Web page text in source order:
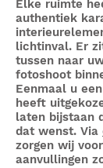
Elke ruimte
authentiek
lichtinval. Er
tussen naar
fotoshoot
Eenmaal u
heeft
laten bijstaan
dat wenst. Via
zorgen wij
aanvullingen